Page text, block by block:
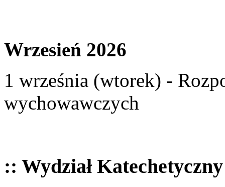
Wrzesień 2026
1 września (wtorek) -
wychowawczych
:: Wydział Katechetyczny